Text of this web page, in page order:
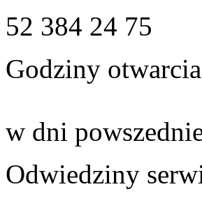
52 384 24 75
Godziny otwarcia
w dni
Odwiedziny